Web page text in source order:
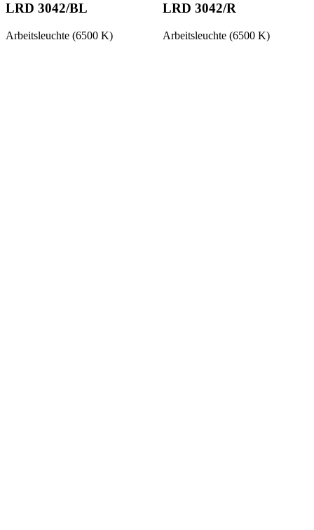
LRD 3042/BL
Arbeitsleuchte (6500 K)
LRD 3042/R
Arbeitsleuchte (6500 K)